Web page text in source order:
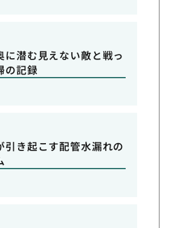
に潜む見えない敵と戦っ
の記録
引き起こす配管水漏れの